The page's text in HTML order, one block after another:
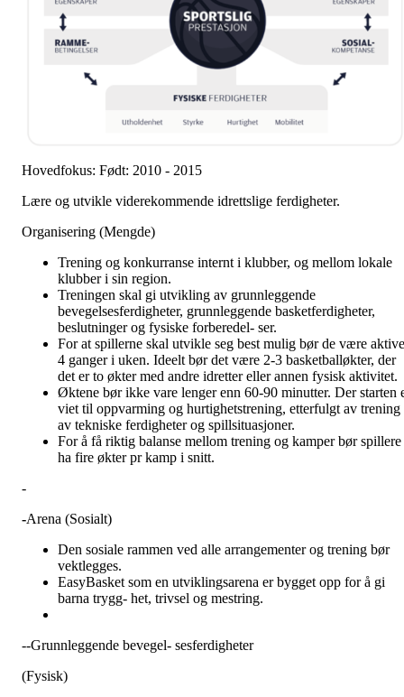
Hovedfokus: Født: 2010 - 2015
Lære og utvikle viderekommende idrettslige ferdigheter.
Organisering (Mengde)
Trening og konkurranse internt i klubber, og mellom lokale
klubber i sin region.
Treningen skal gi utvikling av grunnleggende
bevegelsesferdigheter, grunnleggende basketferdigheter,
beslutninger og fysiske forberedel- ser.
For at spillerne skal utvikle seg best mulig bør de være aktive
4 ganger i uken. Ideelt bør det være 2-3 basketballøkter, der
det er to økter med andre idretter eller annen fysisk aktivitet.
Øktene bør ikke vare lenger enn 60-90 minutter. Der starten
viet til oppvarming og hurtighetstrening, etterfulgt av trening
av tekniske ferdigheter og spillsituasjoner.
For å få riktig balanse mellom trening og kamper bør spillere
ha fire økter pr kamp i snitt.
-
-Arena (Sosialt)
Den sosiale rammen ved alle arrangementer og trening bør
vektlegges.
EasyBasket som en utviklingsarena er bygget opp for å gi
barna trygg- het, trivsel og mestring.
--Grunnleggende bevegel- sesferdigheter
(Fysisk)